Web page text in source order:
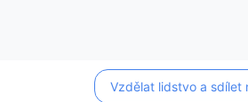
Vzdělat lidstvo a sdílet